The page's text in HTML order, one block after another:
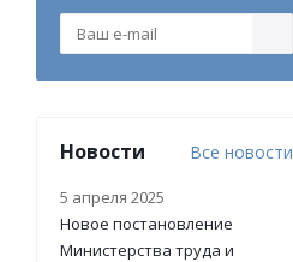
Новости Все новости
5 апреля 2025
Новое постановление
Министерства труда и